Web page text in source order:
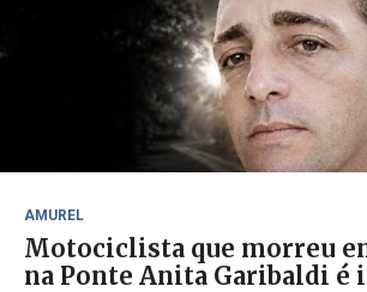
AMUREL
Motociclista que morreu
na Ponte Anita Garibaldi é